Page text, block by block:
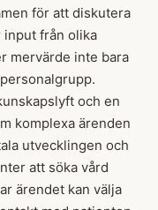
för att diskutera
input från olika
mervärde inte bara
och en
komplexa ärenden
utvecklingen och
att söka vård
ärendet kan välja